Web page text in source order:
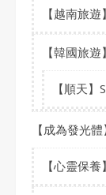
【越南旅
【韓國旅
【順天】
【成為發光
【心靈保